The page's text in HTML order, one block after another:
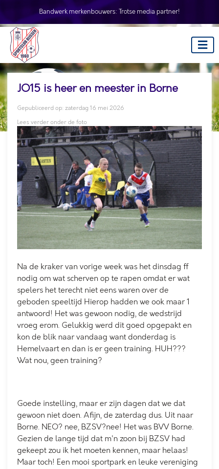
Bandwerk merkenbouwers: Trotse media partner!
JO15 is heer en meester in Borne
Gepubliceerd op: zaterdag 16 mei 2026
Lees verder onder de foto
Na de kraker van vorige week was het dinsdag ff
nodig om wat scherven op te rapen omdat er wat
spelers het terecht niet eens waren over de
geboden speeltijd Hierop hadden we ook maar 1
antwoord! Het was gewoon nodig, de wedstrijd
vroeg erom. Gelukkig werd dit goed opgepakt en
kon de blik naar vandaag want donderdag is
Hemelvaart en dan is er geen training. HUH???
Wat nou, geen training?
Goede instelling, maar er zijn dagen dat we dat
gewoon niet doen. Afijn, de zaterdag dus. Uit naar
Borne. NEO? nee, BZSV?nee! Het was BVV Borne.
Gezien de lange tijd dat m'n zoon bij BZSV had
gekeept zou ik het moeten kennen, maar helaas!
Maar toch! Een mooi sportpark en leuke vereniging